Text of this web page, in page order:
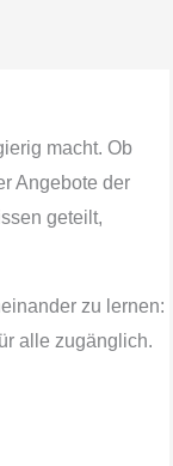
macht. Ob
Angebote der
geteilt,
zu lernen:
alle zugänglich.